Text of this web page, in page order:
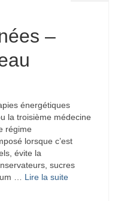
–
énergétiques
la troisième médecine
régime
lorsque c’est
évite la
sucres
… Lire la suite­­